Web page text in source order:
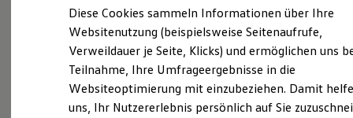
Kfz-Versicherung
Restschuldversicherungen
Garantien
Wartungsverträge
Geschäftskunden
Professional Class bei Volkswagen
Großkunden
Behörden
Diese Cookies sammeln Informationen über Ihre
Websitenutzung (beispielsweise Seitenaufrufe,
Verweildauer je Seite, Klicks) und ermöglichen uns
Teilnahme, Ihre Umfrageergebnisse in die
Websiteoptimierung mit einzubeziehen. Damit
uns, Ihr Nutzererlebnis persönlich auf Sie